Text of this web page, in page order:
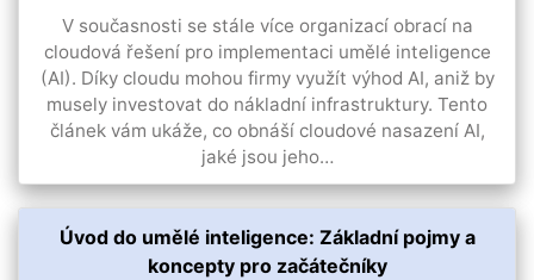
V současnosti se stále více organizací obrací na
cloudová řešení pro implementaci umělé inteligence
(AI). Díky cloudu mohou firmy využít výhod AI, aniž by
musely investovat do nákladní infrastruktury. Tento
článek vám ukáže, co obnáší cloudové nasazení AI,
jaké jsou jeho…
Úvod do umělé inteligence: Základní pojmy a
koncepty pro začátečníky